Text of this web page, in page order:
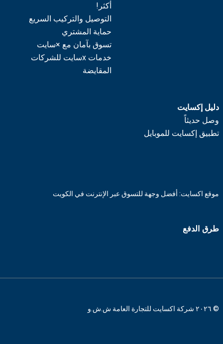
أكثر!
التوصيل والتركيب السريع
حماية المشتري
تسوق بآمان مع ×سايت
خدمات xسايت للشركات
المقايضة
دليل إكسايت
وصل حديثاً
تطبيق إكسايت للموبايل
موقع اكسايت: أفضل وجهة للتسوق عبر الإنترنت في الكويت
طرق الدفع
© ٢٠٢٦ شركة اكسايت للتجارة العامة ش.ش.و